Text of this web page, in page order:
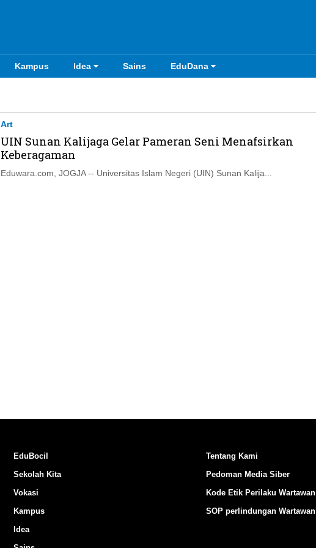
Kampus Idea Sains EduDana
Art
UIN Sunan Kalijaga Gelar Pameran Seni Menafsirkan
Keberagaman
Eduwara.com, JOGJA -- Universitas Islam Negeri (UIN) Sunan Kalija...
EduBocil
Sekolah Kita
Vokasi
Kampus
Idea
Tentang Kami
Pedoman Media Siber
Kode Etik Perilaku Wartawan
SOP perlindungan Wartawan